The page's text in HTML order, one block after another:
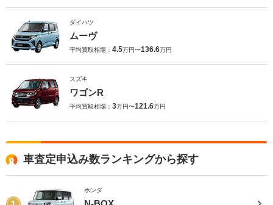
ダイハツ
ムーヴ
平均買取相場： 4.5万円〜136.6万円
スズキ
ワゴンR
平均買取相場： 3万円〜121.6万円
車査定申込み数ランキングから探す
ホンダ